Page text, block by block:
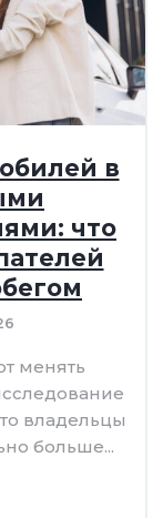
в
что
менять
владельцы
больше...